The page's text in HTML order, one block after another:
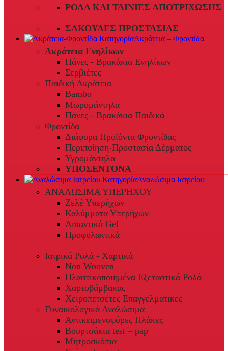
ΡΟΛΆ ΚΑΙ ΤΑΙΝΊΕΣ ΑΠΟΤΡΊΧΩΣΗΣ
ΣΑΚΟΎΛΕΣ ΠΡΟΣΤΑΣΊΑΣ
Ακράτεια – Φροντίδα
Ακράτεια Ενηλίκων
Πάνες - Βρακάκια Ενηλίκων
Σερβιέτες
Παιδική Ακράτεια
Bambo
Μωρομάντηλα
Πάνες - Βρακάκια Παιδικά
Φροντίδα
Διάφορα Προϊόντα Φροντίδας
Περιποίηση-Προστασία Δέρματος
Υγρομάντηλα
ΥΠΟΣΕΝΤΟΝΑ
Αναλώσιμα Ιατρείου
ΑΝΑΛΩΣΙΜΑ ΥΠΕΡΗΧΟΥ
Ζελέ Υπερήχων
Καλύμματα Υπερήχων
Λιπαντικά Gel
Προφυλακτικά
Ιατρικά Ρολά - Χαρτικά
Non Wooven
Πλαστικοποιημένα Εξεταστικά Ρολά
Χαρτοβάμβακας
Χειροπετσέτες Επαγγελματικές
Γυναικολογικά Αναλώσιμα
Αντικειμενοφόρες Πλάκες
Βουρτσάκια test – pap
Μητροσκόπια